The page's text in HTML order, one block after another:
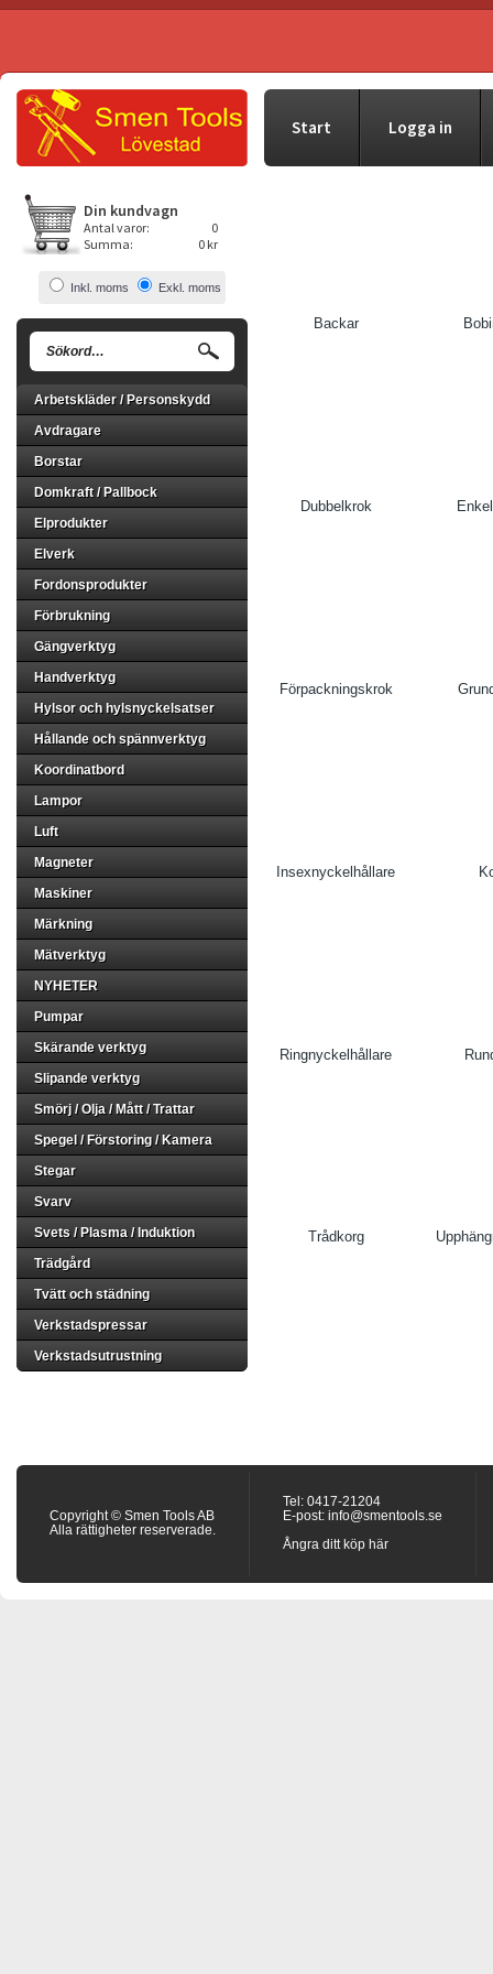
Start Logga in
Din kundvagn
Antal varor:
0
Summa:
0 kr
Inkl. moms Exkl. moms
Arbetskläder / Personskydd
Avdragare
Borstar
Domkraft / Pallbock
Elprodukter
Elverk
Fordonsprodukter
Förbrukning
Gängverktyg
Handverktyg
Hylsor och hylsnyckelsatser
Hållande och spännverktyg
Koordinatbord
Lampor
Luft
Magneter
Maskiner
Märkning
Mätverktyg
NYHETER
Pumpar
Skärande verktyg
Slipande verktyg
Smörj / Olja / Mått / Trattar
Spegel / Förstoring / Kamera
Stegar
Svarv
Svets / Plasma / Induktion
Trädgård
Tvätt och städning
Verkstadspressar
Verkstadsutrustning
Backar
Dubbelkrok
Förpackningskrok
Insexnyckelhållare
Ringnyckelhållare
Trådkorg
Copyright © Smen Tools AB
Alla rättigheter reserverade.
Tel: 0417-21204
E-post: info@smentools.se
Ångra ditt köp här